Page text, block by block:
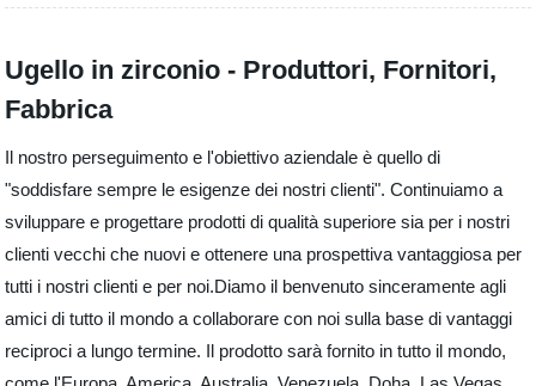
Ugello in zirconio - Produttori, Fornitori,
Fabbrica
Il nostro perseguimento e l'obiettivo aziendale è quello di
"soddisfare sempre le esigenze dei nostri clienti". Continuiamo a
sviluppare e progettare prodotti di qualità superiore sia per i nostri
clienti vecchi che nuovi e ottenere una prospettiva vantaggiosa per
tutti i nostri clienti e per noi.Diamo il benvenuto sinceramente agli
amici di tutto il mondo a collaborare con noi sulla base di vantaggi
reciproci a lungo termine. Il prodotto sarà fornito in tutto il mondo,